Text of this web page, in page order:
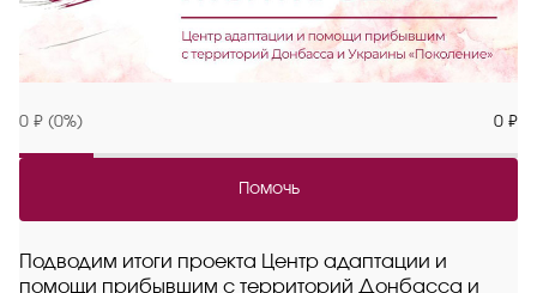
0 ₽ (0%) 0 ₽
Помочь
Подводим итоги проекта Центр адаптации и
помощи прибывшим с территорий Донбасса и